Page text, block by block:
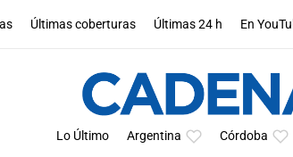
Últimas coberturas Últimas 24 h En
Lo Último Argentina Córdoba